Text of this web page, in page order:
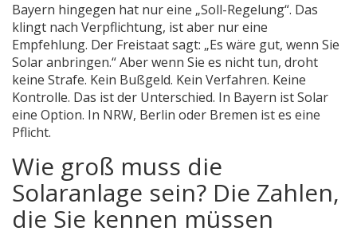
Bayern hingegen hat nur eine „Soll-Regelung“. Das
klingt nach Verpflichtung, ist aber nur eine
Empfehlung. Der Freistaat sagt: „Es wäre gut, wenn Sie
Solar anbringen.“ Aber wenn Sie es nicht tun, droht
keine Strafe. Kein Bußgeld. Kein Verfahren. Keine
Kontrolle. Das ist der Unterschied. In Bayern ist Solar
eine Option. In NRW, Berlin oder Bremen ist es eine
Pflicht.
Wie groß muss die
Solaranlage sein? Die Zahlen,
die Sie kennen müssen